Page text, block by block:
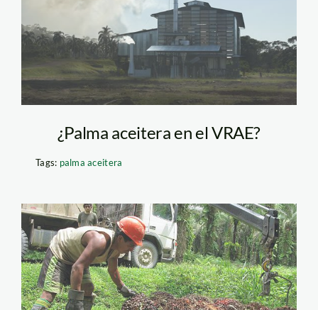
¿Palma aceitera en el VRAE?
Tags: palma aceitera
palma aceitera foto el
comercio